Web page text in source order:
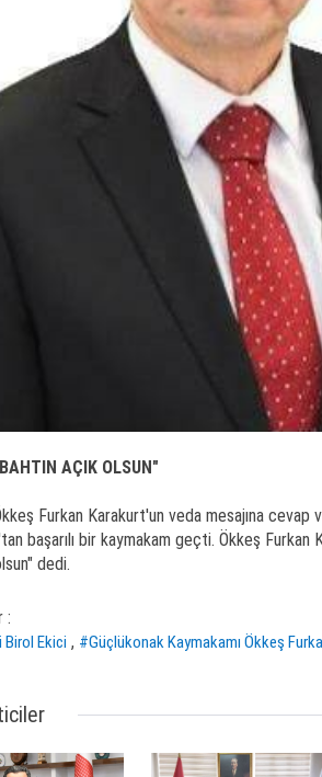
AÇIK OLSUN"
Furkan Karakurt'un veda mesajına cevap
başarılı bir kaymakam geçti. Ökkeş Furkan
dedi.
:
Birol Ekici , #Güçlükonak Kaymakamı Ökkeş